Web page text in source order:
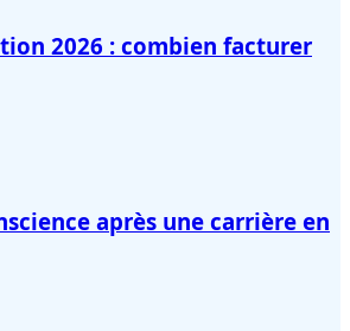
2026 : combien facturer
après une carrière en